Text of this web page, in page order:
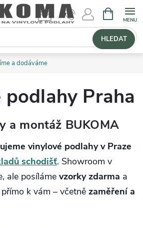
HLEDAT
a dodáváme
Praha
a montáž BUKOMA
vinylové podlahy v Praze
schodišť. Showroom v
ale posíláme vzorky zdarma a
k vám – včetně zaměření a